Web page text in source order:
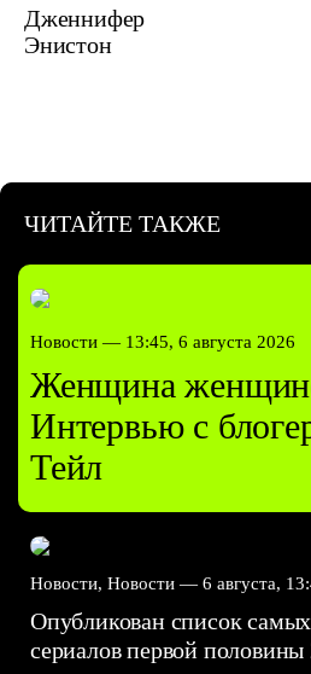
Дженнифер
Энистон
ЧИТАЙТЕ ТАКЖЕ
Новости — 13:45, 6 августа 2026
Женщина
Интервью с
Тейл
Новости, Новости — 6 августа,
Опубликован список
сериалов первой половины